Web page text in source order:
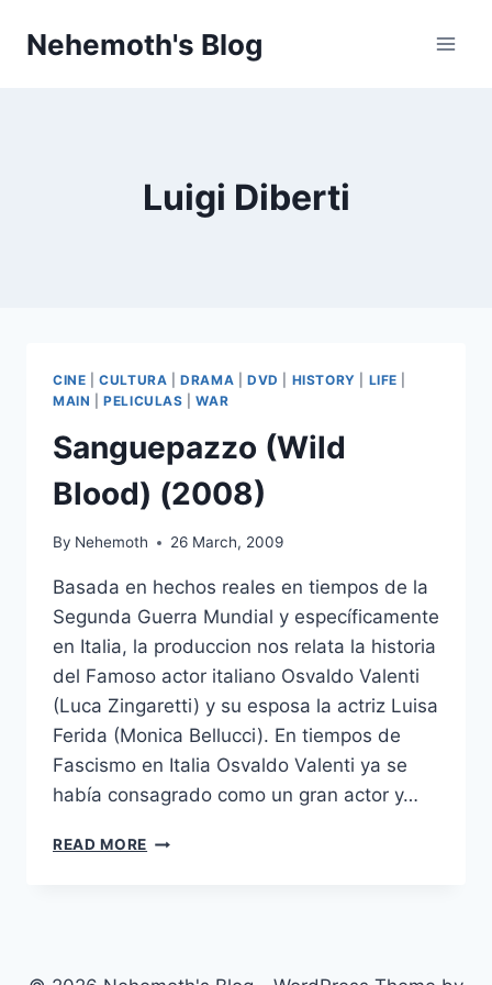
Nehemoth's Blog
Luigi Diberti
CINE |CULTURA |DRAMA DVD HISTORY LIFE
MAIN |PELICULAS |WAR
Sanguepazzo (Wild
Blood) (2008)
By Nehemoth 26 March, 2009
Basada en hechos reales en tiempos de la
Segunda Guerra Mundial y específicamente
en Italia, la produccion nos relata la historia
del Famoso actor italiano Osvaldo Valenti
(Luca Zingaretti) y su esposa la actriz Luisa
Ferida (Monica Bellucci). En tiempos de
Fascismo en Italia Osvaldo Valenti ya se
había consagrado como un gran actor y…
READ MORE SANGUEPAZZO